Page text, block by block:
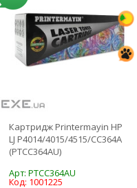
Картридж Printermayin HP
LJ P4014/4015/4515/CC364A
(PTCC364AU)
Арт: PTCC364AU
Код: 1001225